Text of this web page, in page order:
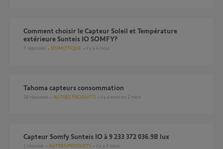
comment choisir le Capteur Soleil et Température
extérieure Sunteis IO SOMFY?
7 réponses DOMOTIQUE il y a 4 mois
Tahoma capteurs consommation
28 réponses AUTRES PRODUITS il y a environ 2 mois
Capteur Somfy Sunteis IO à 9 233 372 036.9B lux
1 réponse AUTRES PRODUITS il y a 3 mois